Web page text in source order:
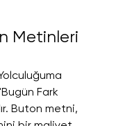
Metinleri
Fark
Buton metni,